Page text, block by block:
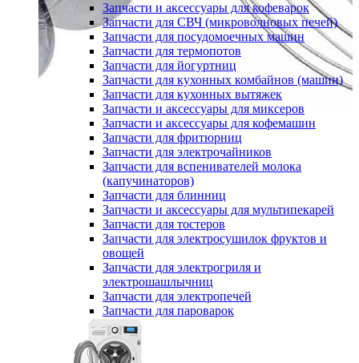
Запчасти и аксессуары для кофеварок
Запчасти для СВЧ (микроволновых печей)
Запчасти для посудомоечных машин
Запчасти для термопотов
Запчасти для йогуртниц
Запчасти для кухонных комбайнов (машин)
Запчасти для кухонных вытяжек
Запчасти и аксессуары для миксеров
Запчасти и аксессуары для кофемашин
Запчасти для фритюрниц
Запчасти для электрочайников
Запчасти для вспенивателей молока
(капучинаторов)
Запчасти для блинниц
Запчасти и аксессуары для мультипекарей
Запчасти для тостеров
Запчасти для электросушилок фруктов и
овощей
Запчасти для электрогриля и
электрошашлычниц
Запчасти для электропечей
Запчасти для пароварок